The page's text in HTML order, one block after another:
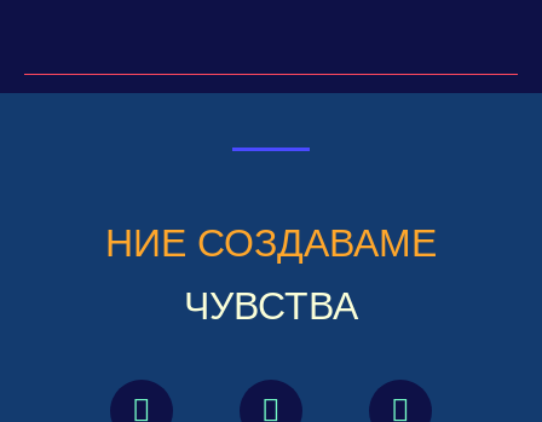
НИЕ СОЗДАВАМЕ
ЧУВСТВА